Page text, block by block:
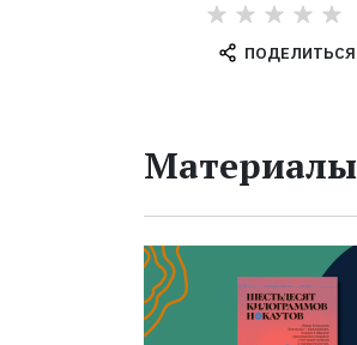
ПОДЕЛИТЬСЯ
Материалы